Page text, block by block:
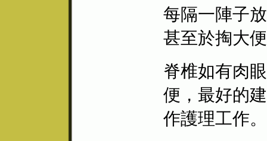
每隔一陣子
甚至於掏大
脊椎如有肉
便，最好的
作護理工作。